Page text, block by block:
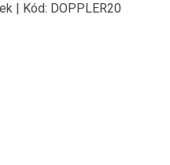
| Kód: DOPPLER20